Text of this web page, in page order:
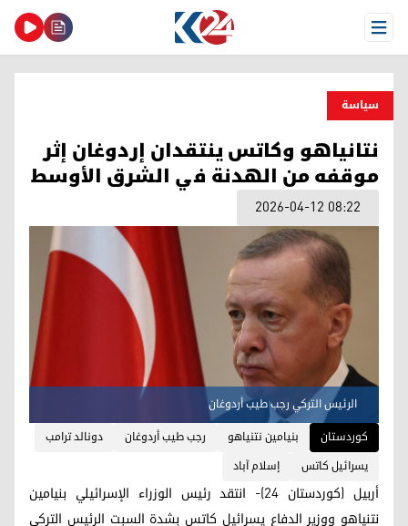
Open Menu
سیاسة
نتانياهو وكاتس ينتقدان إردوغان إثر
موقفه من الهدنة في الشرق الأوسط
2026-04-12 08:22
الرئيس التركي رجب طيب أردوغان
کوردستان
بنيامين نتنياهو رجب طيب أردوغان
دونالد ترامب
يسرائيل كاتس
إسلام آباد
أربيل (كوردستان 24)- انتقد رئيس الوزراء الإسرائيلي بنيامين
نتنياهو ووزير الدفاع يسرائيل كاتس بشدة السبت الرئيس التركي